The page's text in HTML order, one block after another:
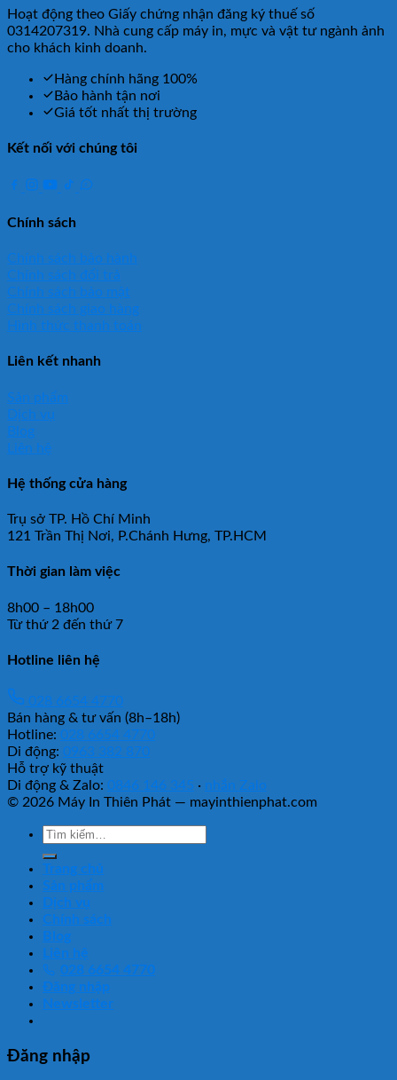
Hoạt động theo Giấy chứng nhận đăng ký thuế số
0314207319. Nhà cung cấp máy in, mực và vật tư ngành ảnh
cho khách kinh doanh.
Hàng chính hãng 100%
Bảo hành tận nơi
Giá tốt nhất thị trường
Kết nối với chúng tôi
Z
Chính sách
Chính sách bảo hành
Chính sách đổi trả
Chính sách bảo mật
Chính sách giao hàng
Hình thức thanh toán
Liên kết nhanh
Sản phẩm
Dịch vụ
Blog
Liên hệ
Hệ thống cửa hàng
Trụ sở TP. Hồ Chí Minh
121 Trần Thị Nơi, P.Chánh Hưng, TP.HCM
Thời gian làm việc
8h00 – 18h00
Từ thứ 2 đến thứ 7
Hotline liên hệ
028 6654 4770
Bán hàng & tư vấn (8h–18h)
Hotline: 028 6654 4770
Di động: 0963 382 870
Hỗ trợ kỹ thuật
Di động & Zalo: 0846 146 345 · nhắn Zalo
© 2026 Máy In Thiên Phát — mayinthienphat.com
Tìm
Trang chủ
Sản phẩm
Dịch vụ
Chính sách
Blog
Liên hệ
028 6654 4770
Đăng nhập
Newsletter
Đăng nhập